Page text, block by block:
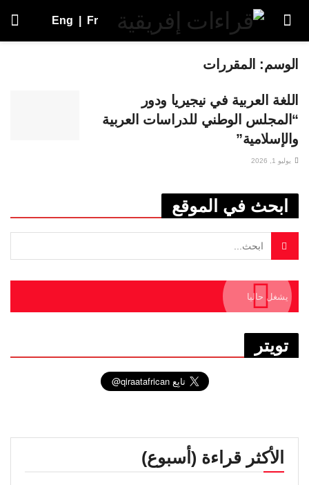
Eng Fr
الوسم: المقررات
اللغة العربية في نيجيريا ودور
“المجلس الوطني للدراسات العربية
والإسلامية”
يوليو 1, 2026
ابحث في الموقع
يشغل حاليا
تويتر
الأكثر قراءة (أسبوع)